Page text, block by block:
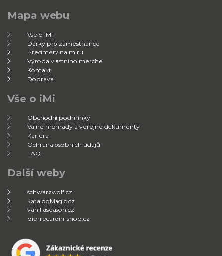
Mapa webu
Vše o iMi
Dárky pro zaměstnance
Předměty na míru
Výroba vlastního merche
Kontakt
Doprava
Vše o iMi
Obchodní podmínky
Valné hromady a veřejné dokumenty
Kariéra
Ochrana osobních údajů
FAQ
Další weby
schwarzwolf.cz
katalogMagic.cz
vanillaseason.cz
pierrecardin-shop.cz